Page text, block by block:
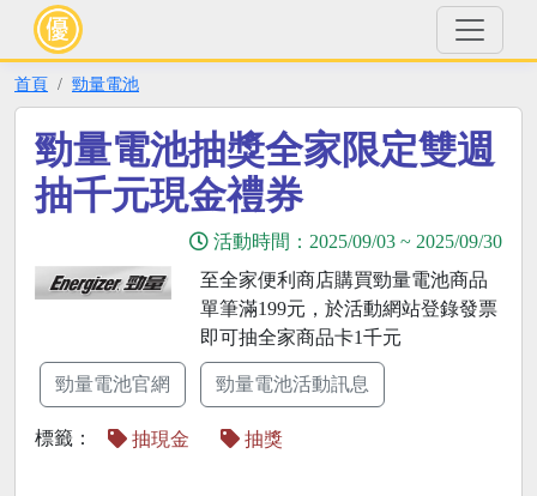
首頁 勁量電池
勁量電池抽獎全家限定雙週
抽千元現金禮券
活動時間： 2025/09/03 ~ 2025/09/30
至全家便利商店購買勁量電池商品
單筆滿199元，於活動網站登錄發票
即可抽全家商品卡1千元
勁量電池官網 勁量電池活動訊息
標籤： 抽現金 抽獎